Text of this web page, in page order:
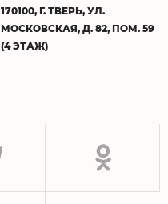
170100, Г. ТВЕРЬ, УЛ.
МОСКОВСКАЯ, Д. 82, ПОМ. 59
(4 ЭТАЖ)